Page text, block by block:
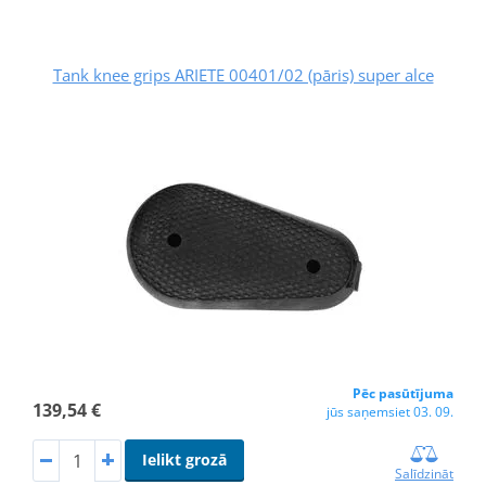
Tank knee grips ARIETE 00401/02 (pāris) super alce
139,54 €
Pēc pasūtījuma
jūs saņemsiet 03. 09.
Ielikt grozā
Salīdzināt